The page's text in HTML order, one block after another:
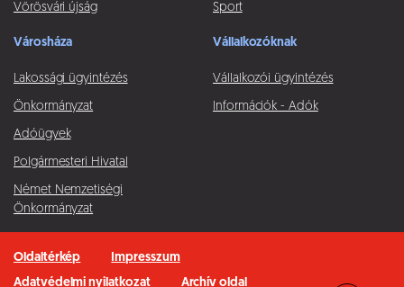
Vörösvári újság Sport
Városháza
Lakossági ügyintézés
Önkormányzat
Adóügyek
Polgármesteri Hivatal
Német Nemzetiségi
Önkormányzat
Vállalkozóknak
Vállalkozói ügyintézés
Információk - Adók
Oldaltérkép
Impresszum
Adatvédelmi nyilatkozat
Archív oldal